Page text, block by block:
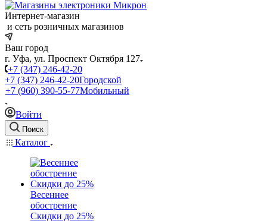
Интернет-магазин
и сеть розничных магазинов
Ваш город
г. Уфа, ул. Проспект Октября 127
+7 (347) 246-42-20
+7 (347) 246-42-20Городской
+7 (960) 390-55-77Мобильный
Войти
Поиск
Каталог
Весеннее
обострение
Скидки до 25%